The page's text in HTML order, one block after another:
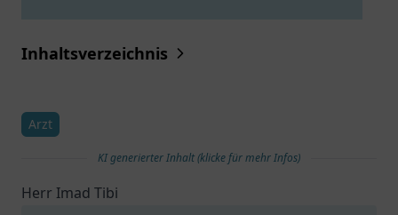
Inhaltsverzeichnis
Arzt
KI generierter Inhalt (klicke für mehr Infos)
Herr Imad Tibi